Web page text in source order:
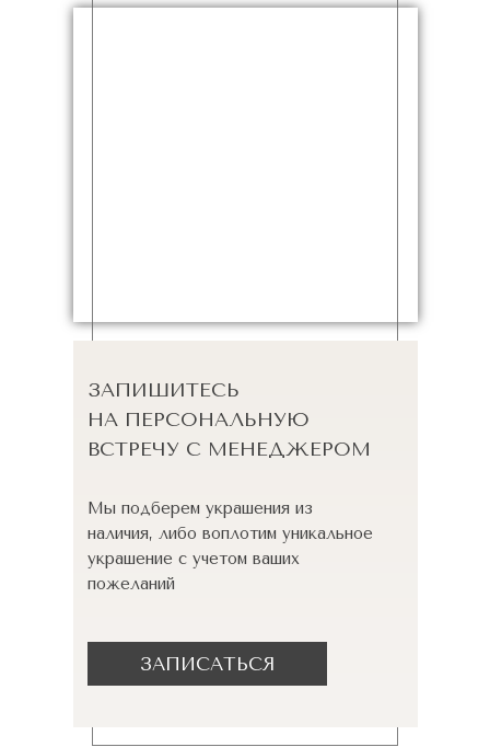
ЗАПИШИТЕСЬ
НА ПЕРСОНАЛЬНУЮ
ВСТРЕЧУ С МЕНЕДЖЕРОМ
Мы подберем украшения из
наличия, либо воплотим уникальное
украшение с учетом ваших
пожеланий
ЗАПИСАТЬСЯ